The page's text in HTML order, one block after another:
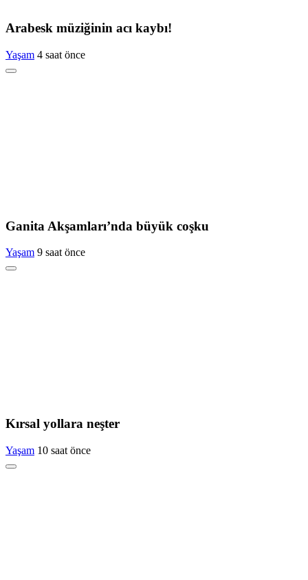
Arabesk müziğinin acı kaybı!
Yaşam 4 saat önce
Ganita Akşamları’nda büyük coşku
Yaşam 9 saat önce
Kırsal yollara neşter
Yaşam 10 saat önce